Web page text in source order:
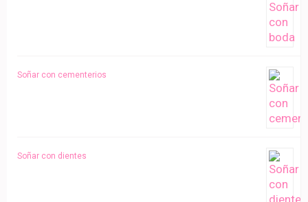
Soñar con cementerios
Soñar con dientes